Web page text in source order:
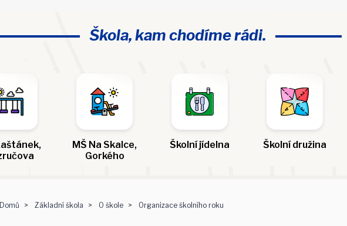
Škola, kam chodíme rádi.
MŠ Na Skalce,
Gorkého
Školní jídelna Školní družina
Domů Základní škola O škole Organizace školního roku